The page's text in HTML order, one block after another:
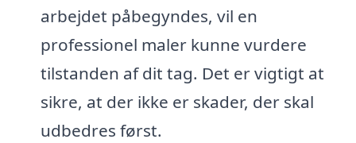
arbejdet påbegyndes, vil en
professionel maler kunne vurdere
tilstanden af dit tag. Det er vigtigt at
sikre, at der ikke er skader, der skal
udbedres først.